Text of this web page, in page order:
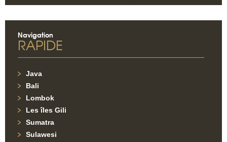
Navigation
RAPIDE
Java
Bali
Lombok
Les îles Gili
Sumatra
Sulawesi